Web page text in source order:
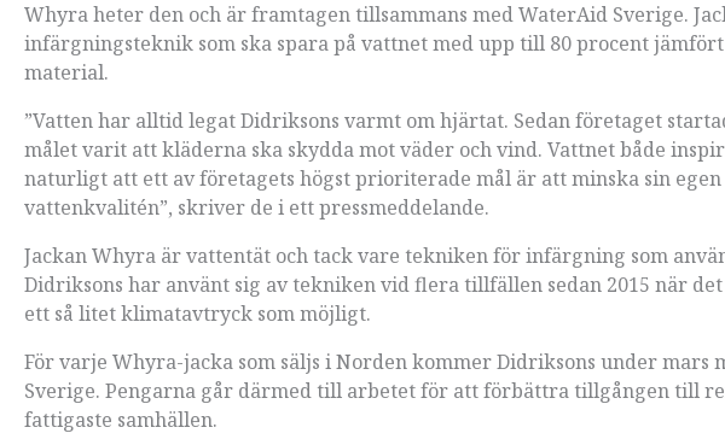
Whyra heter den och är framtagen tillsammans med WaterAid Sverige.
infärgningsteknik som ska spara på vattnet med upp till 80 procent
material.
”Vatten har alltid legat Didriksons varmt om hjärtat. Sedan företaget
målet varit att kläderna ska skydda mot väder och vind. Vattnet både
naturligt att ett av företagets högst prioriterade mål är att minska sin
vattenkvalitén”, skriver de i ett pressmeddelande.
Jackan Whyra är vattentät och tack vare tekniken för infärgning som
Didriksons har använt sig av tekniken vid flera tillfällen sedan 2015 när
ett så litet klimatavtryck som möjligt.
För varje Whyra-jacka som säljs i Norden kommer Didriksons under
Sverige. Pengarna går därmed till arbetet för att förbättra tillgången till
fattigaste samhällen.